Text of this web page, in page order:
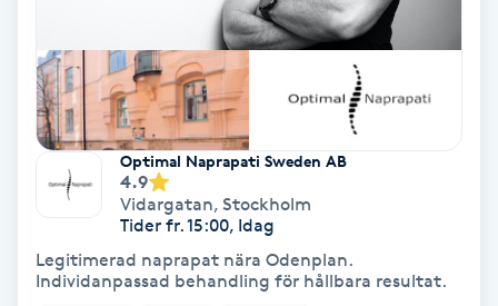
Föning
Gel naglar
Optimal Naprapati Sweden AB
4.9
Vidargatan, Stockholm
Tider fr. 15:00, Idag
Legitimerad naprapat nära Odenplan.
Individanpassad behandling för hållbara resultat.